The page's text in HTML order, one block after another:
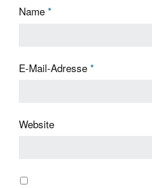
Name *
E-Mail-Adresse *
Website